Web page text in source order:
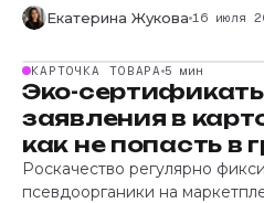
Екатерина Жукова 16 июля
КАРТОЧКА ТОВАРА 5 мин
Эко-
заявления в
как не попасть в
Роскачество регулярно
псевдоорганики на